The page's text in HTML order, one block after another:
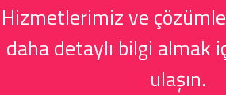
Hizmetlerimiz ve
daha detaylı bilgi almak
ulaşın.